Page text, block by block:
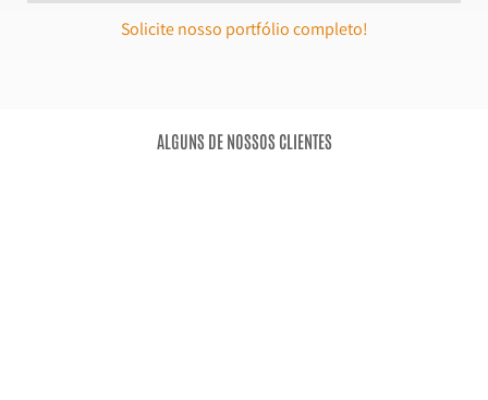
Solicite nosso portfólio completo!
ALGUNS DE NOSSOS CLIENTES